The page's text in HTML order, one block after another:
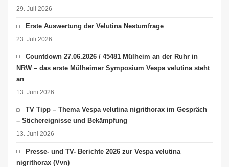
29. Juli 2026
Erste Auswertung der Velutina Nestumfrage
23. Juli 2026
Countdown 27.06.2026 / 45481 Mülheim an der Ruhr in
NRW – das erste Mülheimer Symposium Vespa velutina steht
an
13. Juni 2026
TV Tipp – Thema Vespa velutina nigrithorax im Gespräch
– Stichereignisse und Bekämpfung
13. Juni 2026
Presse- und TV- Berichte 2026 zur Vespa velutina
nigrithorax (Vvn)